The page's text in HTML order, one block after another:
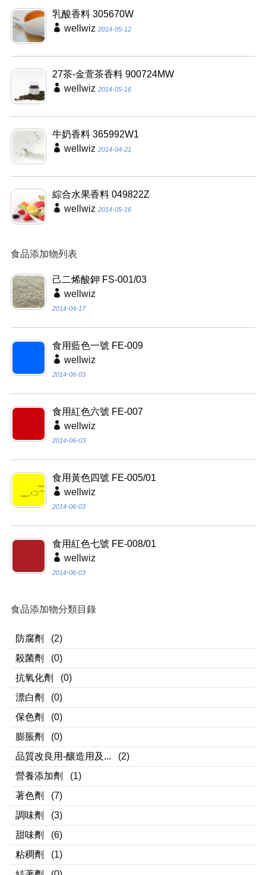
乳酸香料 305670W
wellwiz 2014-05-12
27茶-金萱茶香料 900724MW
wellwiz 2014-05-16
牛奶香料 365992W1
wellwiz 2014-04-21
綜合水果香料 049822Z
wellwiz 2014-05-16
食品添加物列表
己二烯酸鉀 FS-001/03
wellwiz
2014-04-17
食用藍色一號 FE-009
wellwiz
2014-06-03
食用紅色六號 FE-007
wellwiz
2014-06-03
食用黃色四號 FE-005/01
wellwiz
2014-06-03
食用紅色七號 FE-008/01
wellwiz
2014-06-03
食品添加物分類目錄
防腐劑
(2)
殺菌劑
(0)
抗氧化劑
(0)
漂白劑
(0)
保色劑
(0)
膨脹劑
(0)
品質改良用-釀造用及...
(2)
營養添加劑
(1)
著色劑
(7)
調味劑
(3)
甜味劑
(6)
粘稠劑
(1)